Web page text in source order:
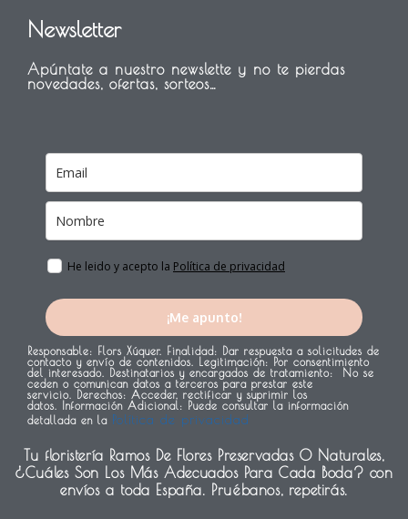
e
o
o
t
r
e
g
r
Newsletter
Apúntate a nuestro newslette y no te pierdas
novedades, ofertas, sorteos…
He leido y acepto la Política de privacidad
¡Me apunto!
Responsable: Flors Xúquer. Finalidad: Dar respuesta a solicitudes de
contacto y envío de contenidos.
Legitimación: Por consentimiento
del interesado. Destinatarios y encargados de tratamiento: No se
ceden o comunican datos a terceros para prestar este
servicio. Derechos: Acceder, rectificar y suprimir los
datos.
Información Adicional: Puede consultar la información
detallada en la Política de privacidad
Tu floristería Ramos De Flores Preservadas O Naturales,
¿Cuáles Son Los Más Adecuados Para Cada Boda? con
envíos a toda España. Pruébanos, repetirás.